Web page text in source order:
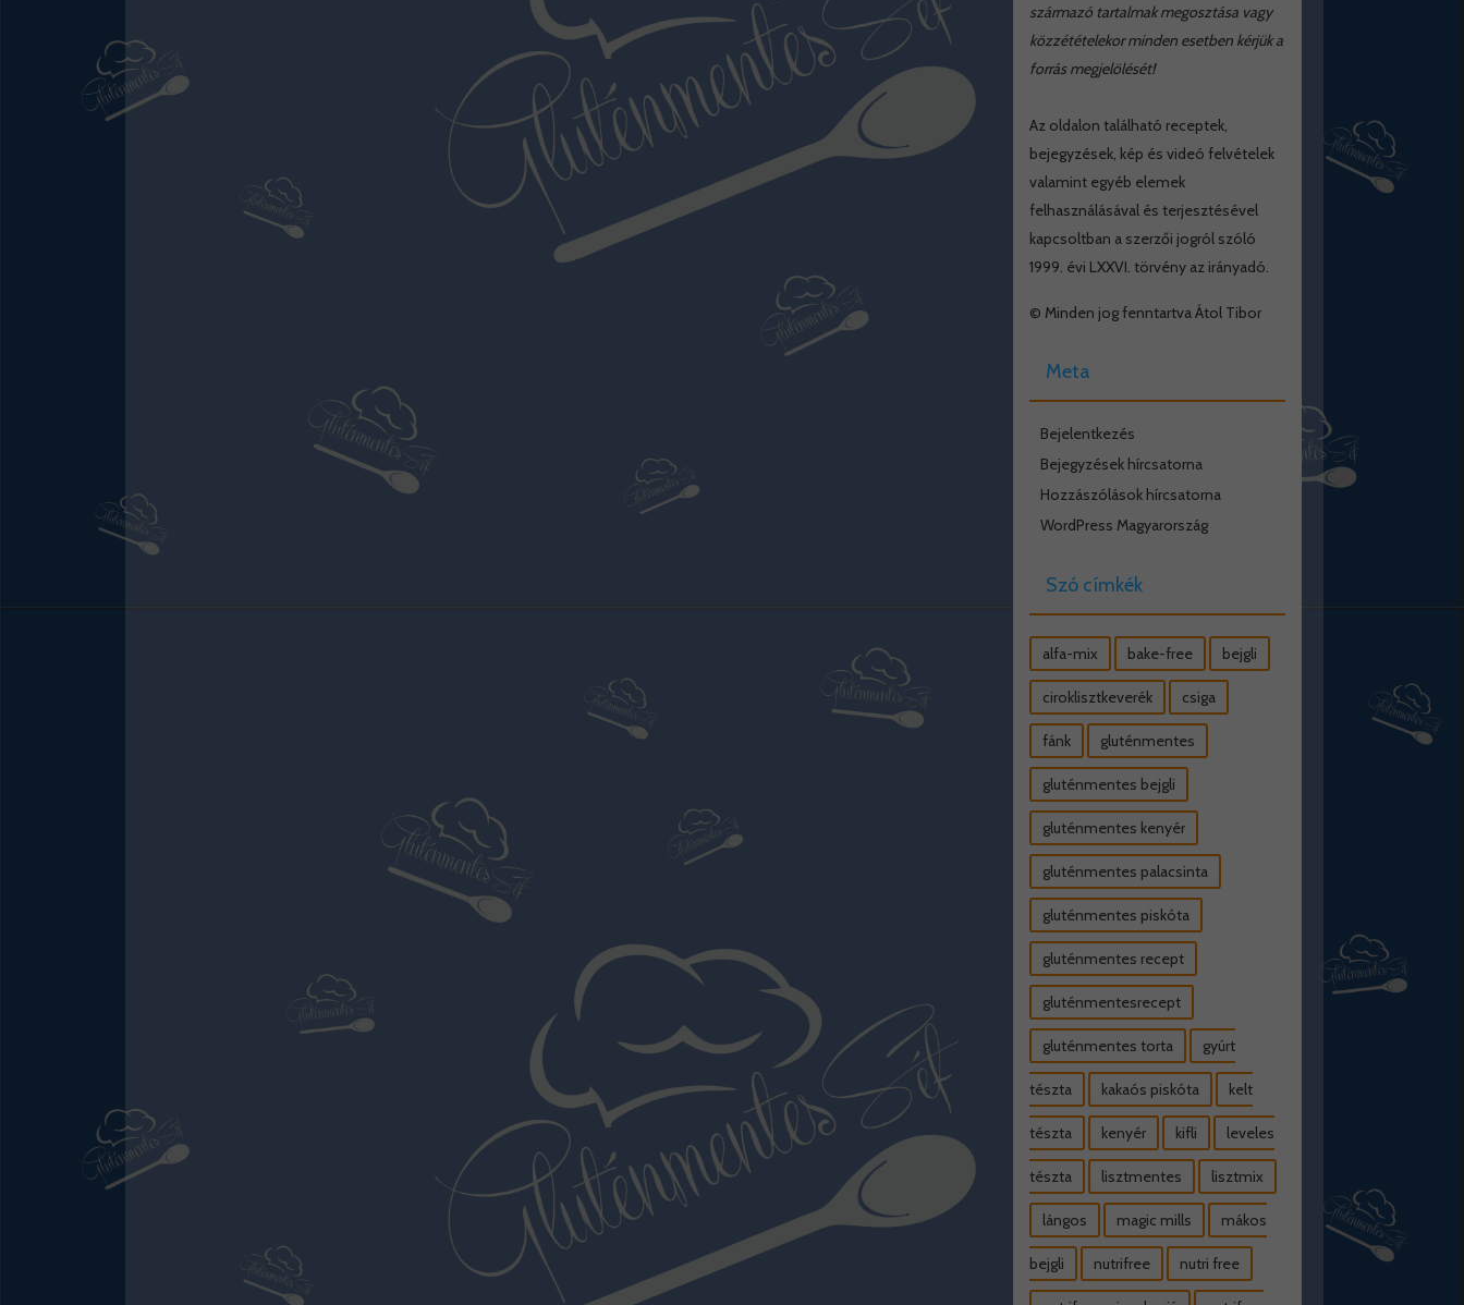
származó tartalmak megosztása vagy
közzétételekor minden esetben kérjük a
forrás megjelölését!
Az oldalon található receptek,
bejegyzések, kép és videó felvételek
valamint egyéb elemek
felhasználásával és terjesztésével
kapcsoltban a szerzői jogról szóló
1999. évi LXXVI. törvény az irányadó.
© Minden jog fenntartva Átol Tibor
Meta
Bejelentkezés
Bejegyzések hírcsatorna
Hozzászólások hírcsatorna
WordPress Magyarország
Szó címkék
alfa-mix bake-free bejgli
ciroklisztkeverék csiga
fánk gluténmentes
gluténmentes bejgli
gluténmentes kenyér
gluténmentes palacsinta
gluténmentes piskóta
gluténmentes recept
gluténmentesrecept
gluténmentes torta gyúrt
tészta kakaós piskóta kelt
tészta kenyér kifli leveles
tészta lisztmentes lisztmix
lángos magic mills mákos
bejgli nutrifree nutri free